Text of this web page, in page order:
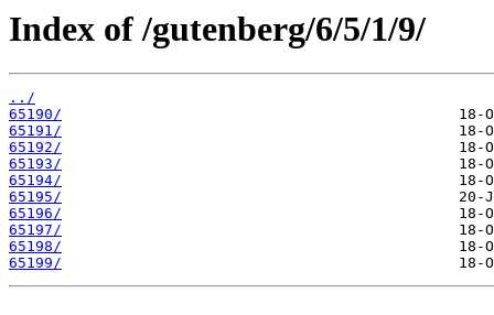
Index of /gutenberg/6/5/1/9/
../
65190/
65191/
65192/
65193/
65194/
65195/
65196/
65197/
65198/
65199/